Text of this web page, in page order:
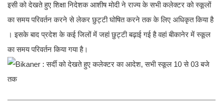
इसी को देखते हुए शिक्षा निदेशक आशीष मोदी ने राज्य के सभी कलेक्टर को स्कूलों
का समय परिवर्तन करने से लेकर छुट्टी घोषित करने तक के लिए अधिकृत किया है
।इसके बाद प्रदेश के कई जिलों में जहां छुट्टी बढ़ाई गई है वहां बीकानेर में स्कूल
का समय परिवर्तन किया गया है।